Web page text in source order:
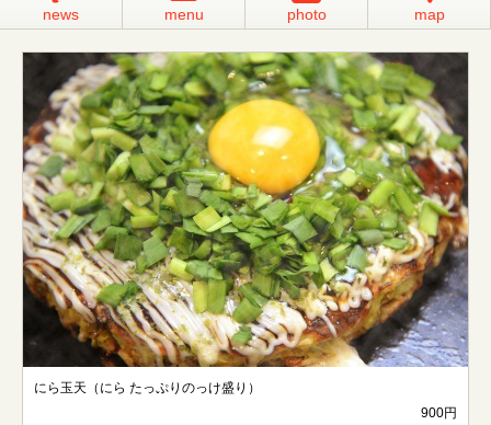
news menu photo map
にら玉天（にら たっぷりのっけ盛り）
900円